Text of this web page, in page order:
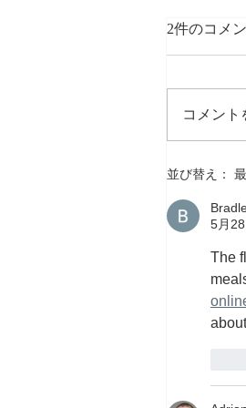
White
2件のコメ
コメン
並び替え：
5月28
The